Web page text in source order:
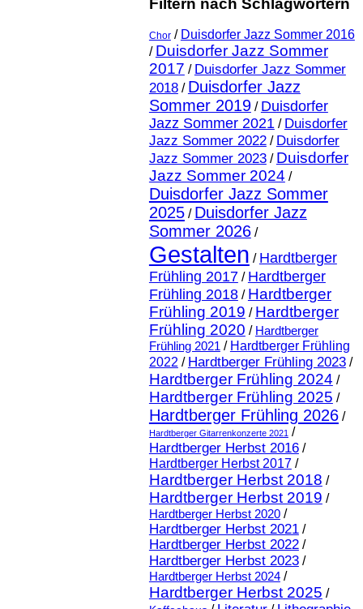
Chor/ Duisdorfer Jazz Sommer 2016
/ Duisdorfer Jazz Sommer
2017 / Duisdorfer Jazz Sommer
2018/ Duisdorfer Jazz
Sommer 2019/ Duisdorfer
Jazz Sommer 2021 / Duisdorfer
Jazz Sommer 2022/ Duisdorfer
Jazz Sommer 2023/ Duisdorfer
Jazz Sommer 2024 /
Duisdorfer Jazz Sommer
2025/ Duisdorfer Jazz
Sommer 2026/
Gestalten / Hardtberger
Frühling 2017/ Hardtberger
Frühling 2018/ Hardtberger
Frühling 2019 / Hardtberger
Frühling 2020 / Hardtberger
Frühling 2021 / Hardtberger Frühling
2022 / Hardtberger Frühling 2023/
Hardtberger Frühling 2024 /
Hardtberger Frühling 2025 /
Hardtberger Frühling 2026/
Hardtberger Gitarrenkonzerte 2021 /
Hardtberger Herbst 2016/
Hardtberger Herbst 2017/
Hardtberger Herbst 2018 /
Hardtberger Herbst 2019 /
Hardtberger Herbst 2020/
Hardtberger Herbst 2021/
Hardtberger Herbst 2022/
Hardtberger Herbst 2023/
Hardtberger Herbst 2024/
Hardtberger Herbst 2025 /